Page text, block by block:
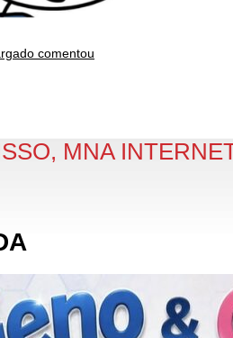
comentou
MNA